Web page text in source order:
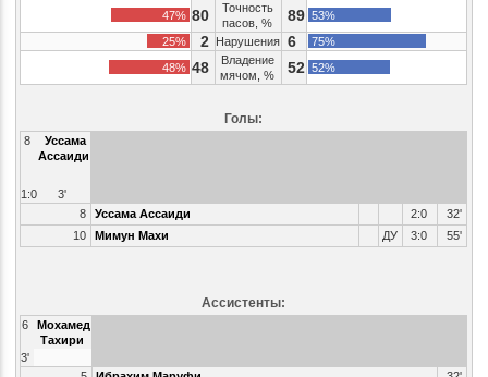
47% 80
Точность
пасов, %
89 53%
25%
2 Нарушения 6
75%
48% 48
Владение
мячом, %
52 52%
Голы:
8
Уссама
Ассаиди
1:0
3'
8
Уссама Ассаиди 2:0
32'
10
Мимун Махи ДУ 3:0 55'
Ассистенты:
6
Мохамед
Тахири
3'